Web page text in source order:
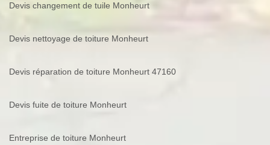
Devis changement de tuile Monheurt
Devis nettoyage de toiture Monheurt
Devis réparation de toiture Monheurt 47160
Devis fuite de toiture Monheurt
Entreprise de toiture Monheurt